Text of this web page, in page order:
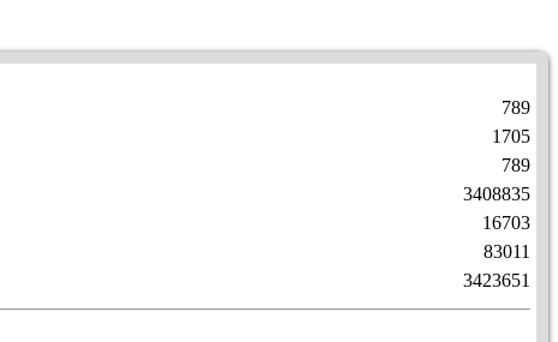
789
1705
789
3408835
16703
83011
3423651